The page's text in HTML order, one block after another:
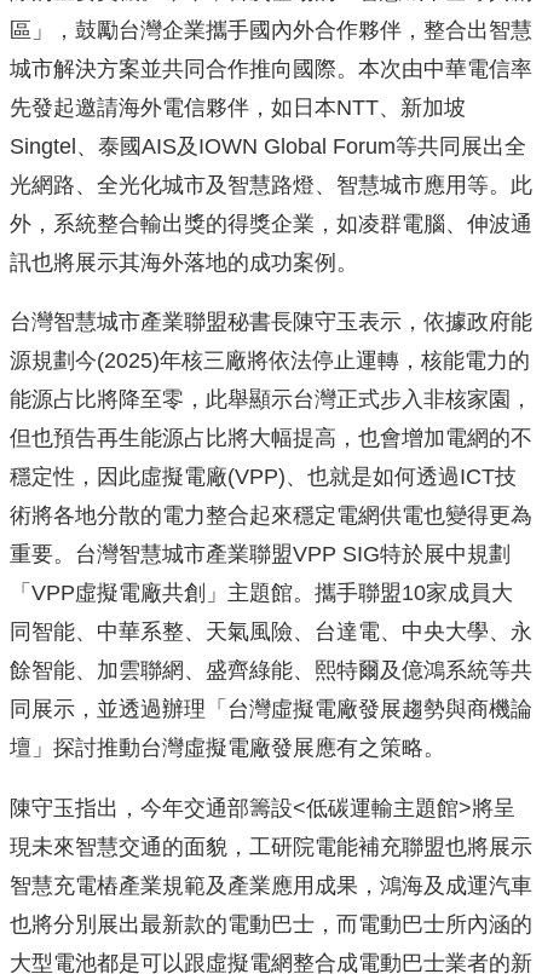
區」，鼓勵台灣企業攜手國內外合作夥伴，整合出智慧
城市解決方案並共同合作推向國際。本次由中華電信率
先發起邀請海外電信夥伴，如日本NTT、新加坡
Singtel、泰國AIS及IOWN Global Forum等共同展出全
光網路、全光化城市及智慧路燈、智慧城市應用等。此
外，系統整合輸出獎的得獎企業，如凌群電腦、伸波通
訊也將展示其海外落地的成功案例。
台灣智慧城市產業聯盟秘書長陳守玉表示，依據政府能
源規劃今(2025)年核三廠將依法停止運轉，核能電力的
能源占比將降至零，此舉顯示台灣正式步入非核家園，
但也預告再生能源占比將大幅提高，也會增加電網的不
穩定性，因此虛擬電廠(VPP)、也就是如何透過ICT技
術將各地分散的電力整合起來穩定電網供電也變得更為
重要。台灣智慧城市產業聯盟VPP SIG特於展中規劃
「VPP虛擬電廠共創」主題館。攜手聯盟10家成員大
同智能、中華系整、天氣風險、台達電、中央大學、永
餘智能、加雲聯網、盛齊綠能、熙特爾及億鴻系統等共
同展示，並透過辦理「台灣虛擬電廠發展趨勢與商機論
壇」探討推動台灣虛擬電廠發展應有之策略。
陳守玉指出，今年交通部籌設<低碳運輸主題館>將呈
現未來智慧交通的面貌，工研院電能補充聯盟也將展示
智慧充電樁產業規範及產業應用成果，鴻海及成運汽車
也將分別展出最新款的電動巴士，而電動巴士所內涵的
大型電池都是可以跟虛擬電網整合成電動巴士業者的新